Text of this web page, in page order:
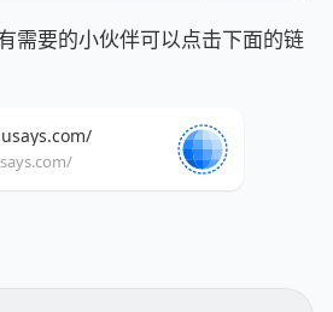
需要的小伙伴可以点击下面的链